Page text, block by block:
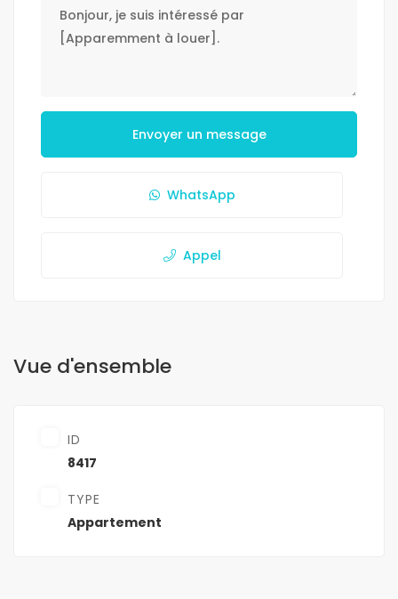
Envoyer un message
WhatsApp
Appel
Vue d'ensemble
ID
8417
TYPE
Appartement